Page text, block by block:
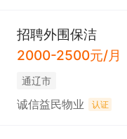
招聘外围保洁
2000-2500元/月
通辽市
诚信益民物业 认证